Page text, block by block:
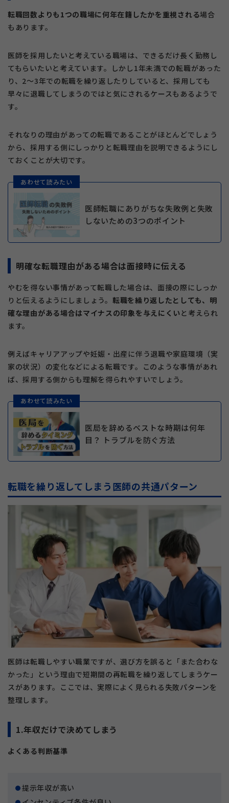
転職回数よりも1つの職場に何年在籍したかを重視される場合
もあります。
医師を採用したいと考えている職場は、できるだけ長く勤務し
てもらいたいと考えています。しかし1年未満での転職があった
り、2～3年での転職を繰り返したりしていると、採用しても
早々に退職してしまうのではと気にされるケースもあるようで
す。
それなりの理由があっての転職であることがほとんどでしょう
から、採用する側にしっかりと転職理由を説明できるようにし
ておくことが大切です。
あわせて読みたい
医師転職にありがちな失敗例と失敗
しないための3つのポイント
明確な転職理由がある場合は面接時に伝える
やむを得ない事情があって転職した場合は、面接の際にしっか
りと伝えるようにしましょう。 転職を繰り返したとしても、明
確な理由がある場合はマイナスの印象を与えにくいと考えられ
ます。
例えばキャリアアップや妊娠・出産に伴う退職や家庭環境（実
家の状況）の変化などによる転職です。このような事情があれ
ば、採用する側からも理解を得られやすいでしょう。
あわせて読みたい
医局を辞めるベストな時期は何年
目？ トラブルを防ぐ方法
転職を繰り返してしまう医師の共通パターン
医師は転職しやすい職業ですが、選び方を誤ると「また合わな
かった」という理由で短期間の再転職を繰り返してしまうケー
スがあります。ここでは、実際によく見られる失敗パターンを
整理します。
1.年収だけで決めてしまう
よくある判断基準
提示年収が高い